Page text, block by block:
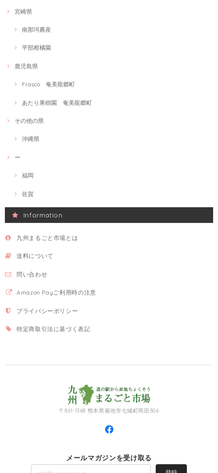
宮崎県
南那珂農産
平部柑橘園
鹿児島県
Frasco 奄美龍郷町
あたり果樹園 奄美龍郷町
その他の県
沖縄県
ー
福岡
佐賀
Information
九州まるごと市場とは
送料について
問い合わせ
Amazon Payご利用時の注意
プライバシーポリシー
特定商取引法に基づく表記
〒861-1368 熊本県菊池市七城町岡田306
メールマガジンを受け取る